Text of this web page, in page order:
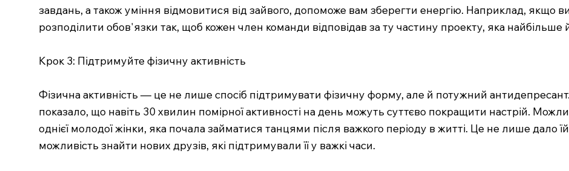
завдань, а також уміння відмовитися від зайвого, допоможе вам зберегти енергію. Наприклад, якщо
розподілити обов'язки так, щоб кожен член команди відповідав за ту частину проекту, яка
Крок 3: Підтримуйте фізичну активність
Фізична активність — це не лише спосіб підтримувати фізичну форму, але й потужний
показало, що навіть 30 хвилин помірної активності на день можуть суттєво покращити настрій.
однієї молодої жінки, яка почала займатися танцями після важкого періоду в житті. Це не лише дало
можливість знайти нових друзів, які підтримували її у важкі часи.